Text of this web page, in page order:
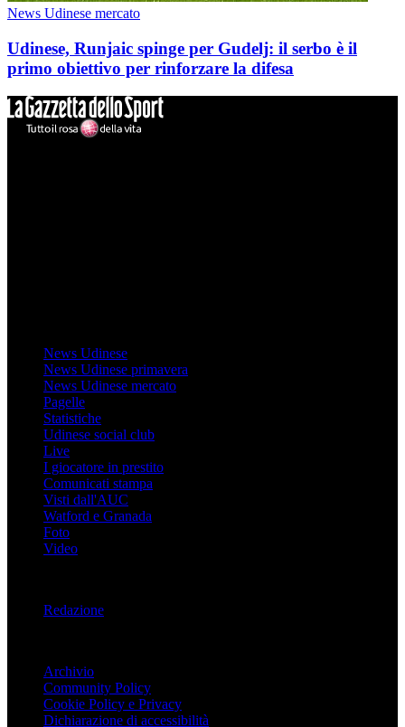
News Udinese mercato
Udinese, Runjaic spinge per Gudelj: il serbo è il
primo obiettivo per rinforzare la difesa
News Udinese
News Udinese primavera
News Udinese mercato
Pagelle
Statistiche
Udinese social club
Live
I giocatore in prestito
Comunicati stampa
Visti dall'AUC
Watford e Granada
Foto
Video
Redazione
Archivio
Community Policy
Cookie Policy e Privacy
Dichiarazione di accessibilità